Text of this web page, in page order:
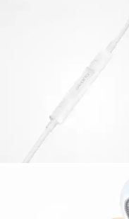
X14PROL-W1 In-Ear-
iPhone Anschluss weiß In-